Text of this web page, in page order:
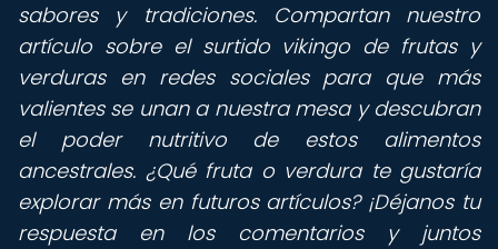
sabores y tradiciones. Compartan nuestro
artículo sobre el surtido vikingo de frutas y
verduras en redes sociales para que más
valientes se unan a nuestra mesa y descubran
el poder nutritivo de estos alimentos
ancestrales. ¿Qué fruta o verdura te gustaría
explorar más en futuros artículos? ¡Déjanos tu
respuesta en los comentarios y juntos